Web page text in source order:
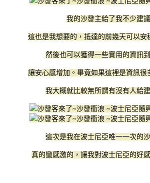
我的沙發主給了我不少建議
這也是我想要的，抵達的前幾天可以安
然後也可以獲得一些實用的資訊
讓安心感增加。畢竟如果這裡是資訊很
我大概就比較無所謂有沒有人給
這次是我在波士尼亞唯一一次的
真的蠻感激的，讓我對波士尼亞的好